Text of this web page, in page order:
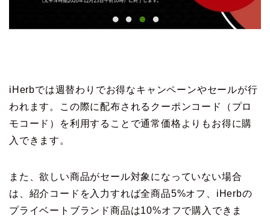
iHerbでは週替わりでお得なキャンペーンやセールが行
われます。この際に配布されるクーポンコード（プロ
モコード）を利用することで通常価格よりもお得に購
入できます。
また、欲しい商品がセール対象になっていない場合
は、紹介コードを入力すれば全商品5%オフ、iHerbの
プライベートブランド商品は10%オフで購入できま